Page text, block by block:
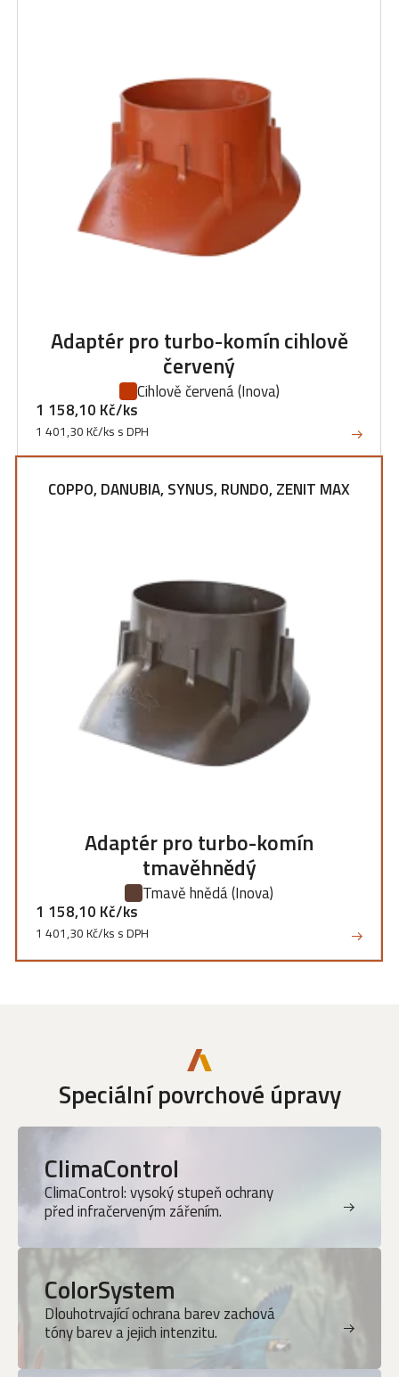
Adaptér pro turbo-komín cihlově
červený
Cihlově červená(Inova)
1 158,10 Kč/ks
1 401,30 Kč/ks s DPH
COPPO, DANUBIA, SYNUS, RUNDO, ZENIT MAX
Adaptér pro turbo-komín
tmavěhnědý
Tmavě hnědá(Inova)
1 158,10 Kč/ks
1 401,30 Kč/ks s DPH
Speciální povrchové úpravy
ClimaControl
ClimaControl: vysoký stupeň ochrany
před infračerveným zářením.
ColorSystem
Dlouhotrvající ochrana barev zachová
tóny barev a jejich intenzitu.